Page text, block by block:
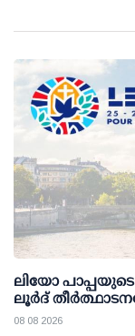
ലിയോ
ലൂർദ്
08 08 2026